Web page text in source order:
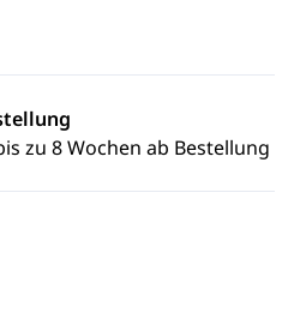
zu 8 Wochen ab Bestellung